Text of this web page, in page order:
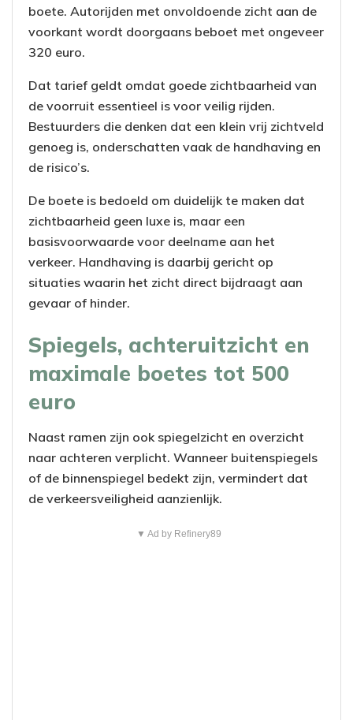
boete. Autorijden met onvoldoende zicht aan de
voorkant wordt doorgaans beboet met ongeveer
320 euro.
Dat tarief geldt omdat goede zichtbaarheid van
de voorruit essentieel is voor veilig rijden.
Bestuurders die denken dat een klein vrij zichtveld
genoeg is, onderschatten vaak de handhaving en
de risico’s.
De boete is bedoeld om duidelijk te maken dat
zichtbaarheid geen luxe is, maar een
basisvoorwaarde voor deelname aan het
verkeer. Handhaving is daarbij gericht op
situaties waarin het zicht direct bijdraagt aan
gevaar of hinder.
Spiegels, achteruitzicht en
maximale boetes tot 500
euro
Naast ramen zijn ook spiegelzicht en overzicht
naar achteren verplicht. Wanneer buitenspiegels
of de binnenspiegel bedekt zijn, vermindert dat
de verkeersveiligheid aanzienlijk.
▼ Ad by Refinery89